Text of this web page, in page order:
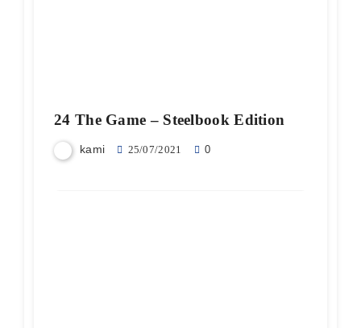
24 The Game – Steelbook Edition
kami 25/07/2021 0